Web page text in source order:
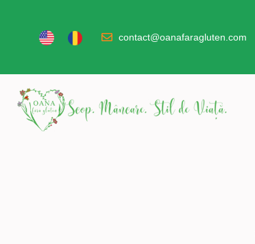
contact@oanafaragluten.com